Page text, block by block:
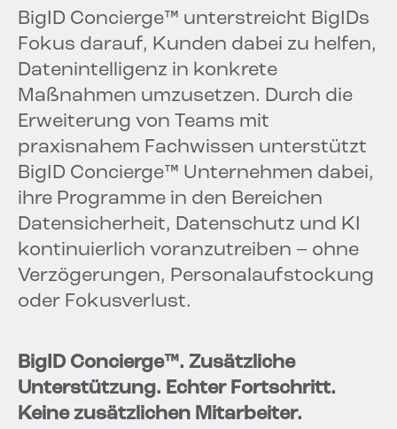
BigID Concierge™ unterstreicht BigIDs
Fokus darauf, Kunden dabei zu helfen,
Datenintelligenz in konkrete
Maßnahmen umzusetzen. Durch die
Erweiterung von Teams mit
praxisnahem Fachwissen unterstützt
BigID Concierge™ Unternehmen dabei,
ihre Programme in den Bereichen
Datensicherheit, Datenschutz und KI
kontinuierlich voranzutreiben – ohne
Verzögerungen, Personalaufstockung
oder Fokusverlust.
BigID Concierge™. Zusätzliche
Unterstützung. Echter Fortschritt.
Keine zusätzlichen Mitarbeiter.